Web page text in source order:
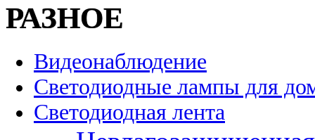
РАЗНОЕ
Видеонаблюдение
Светодиодные лампы для
Светодиодная лента